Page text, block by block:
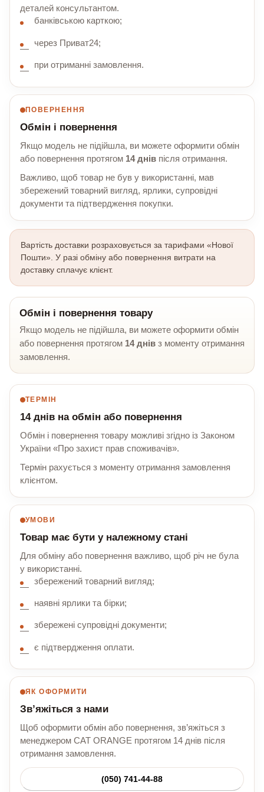
деталей консультантом.
банківською карткою;
через Приват24;
при отриманні замовлення.
ПОВЕРНЕННЯ
Обмін і повернення
Якщо модель не підійшла, ви можете оформити обмін
або повернення протягом 14 днів після отримання.
Важливо, щоб товар не був у використанні, мав
збережений товарний вигляд, ярлики, супровідні
документи та підтвердження покупки.
Вартість доставки розраховується за тарифами «Нової
Пошти». У разі обміну або повернення витрати на
доставку сплачує клієнт.
Обмін і повернення товару
Якщо модель не підійшла, ви можете оформити обмін
або повернення протягом 14 днів з моменту отримання
замовлення.
ТЕРМІН
14 днів на обмін або повернення
Обмін і повернення товару можливі згідно із Законом
України «Про захист прав споживачів».
Термін рахується з моменту отримання замовлення
клієнтом.
УМОВИ
Товар має бути у належному стані
Для обміну або повернення важливо, щоб річ не була
у використанні.
збережений товарний вигляд;
наявні ярлики та бірки;
збережені супровідні документи;
є підтвердження оплати.
ЯК ОФОРМИТИ
Зв’яжіться з нами
Щоб оформити обмін або повернення, зв’яжіться з
менеджером CAT ORANGE протягом 14 днів після
отримання замовлення.
(050) 741-44-88